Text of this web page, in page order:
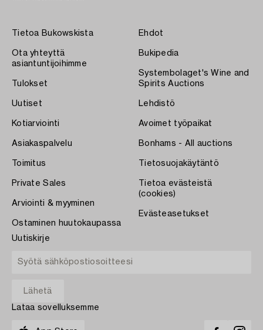
Tietoa Bukowskista
Ota yhteyttä
asiantuntijoihimme
Tulokset
Uutiset
Kotiarviointi
Asiakaspalvelu
Toimitus
Private Sales
Arviointi & myyminen
Ostaminen huutokaupassa
Ehdot
Bukipedia
Systembolaget's Wine and
Spirits Auctions
Lehdistö
Avoimet työpaikat
Bonhams - All auctions
Tietosuojakäytäntö
Tietoa evästeistä
(cookies)
Evästeasetukset
Uutiskirje
Lataa sovelluksemme